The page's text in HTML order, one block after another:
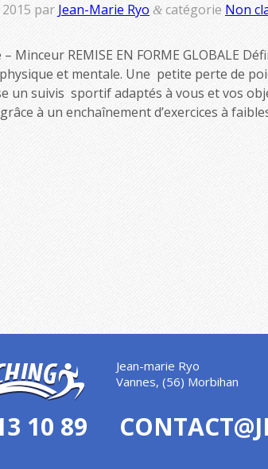
par Jean-Marie Ryo &catégorie Non
Minceur REMISE EN FORME GLOBALE
et mentale. Une petite perte de
un suivis sportif adaptés à vous et vos
à un enchaînement d’exercices à
Jean-marie Ryo
Vannes, (56) Morbihan
10 89